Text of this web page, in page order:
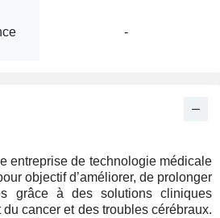
-
entreprise de technologie médicale
objectif d’améliorer, de prolonger
grâce à des solutions cliniques
cancer et des troubles cérébraux.